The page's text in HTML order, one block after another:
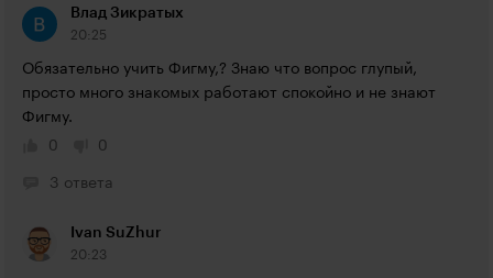
Влад Зикратых
20:25
Обязательно учить Фигму,? Знаю что вопрос глупый,
просто много знакомых работают спокойно и не знают
Фигму.
0
0
3 ответа
Ivan SuZhur
20:23